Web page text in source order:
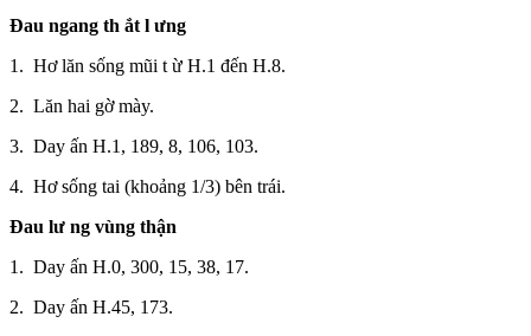
Đau ngang th ắt l ưng
1. Hơ lăn sống mũi t ừ H.1 đến H.8.
2. Lăn hai gờ mày.
3. Day ấn H.1, 189, 8, 106, 103.
4. Hơ sống tai (khoảng 1/3) bên trái.
Đau lư ng vùng thận
1. Day ấn H.0, 300, 15, 38, 17.
2. Day ấn H.45, 173.